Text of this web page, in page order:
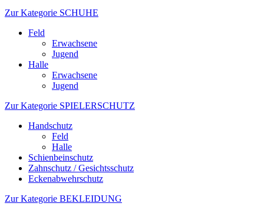
Zur Kategorie SCHUHE
Feld
Erwachsene
Jugend
Halle
Erwachsene
Jugend
Zur Kategorie SPIELERSCHUTZ
Handschutz
Feld
Halle
Schienbeinschutz
Zahnschutz / Gesichtsschutz
Eckenabwehrschutz
Zur Kategorie BEKLEIDUNG